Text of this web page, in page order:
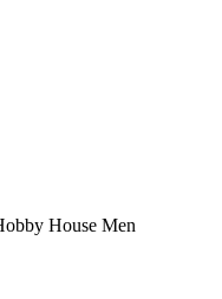
House Men